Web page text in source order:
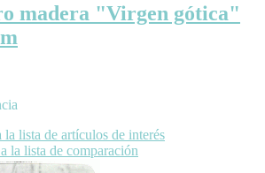
madera "Virgen gótica"
la lista de artículos de interés
la lista de comparación